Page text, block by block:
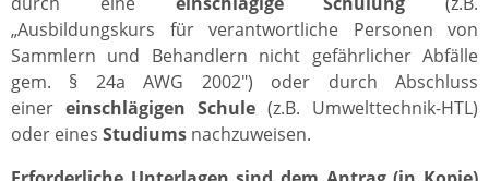
„Ausbildungskurs für verantwortliche Personen von
Sammlern und Behandlern nicht gefährlicher Abfälle
gem. § 24a AWG 2002") oder durch Abschluss
einer einschlägigen Schule (z.B. Umwelttechnik-HTL)
oder eines Studiums nachzuweisen.